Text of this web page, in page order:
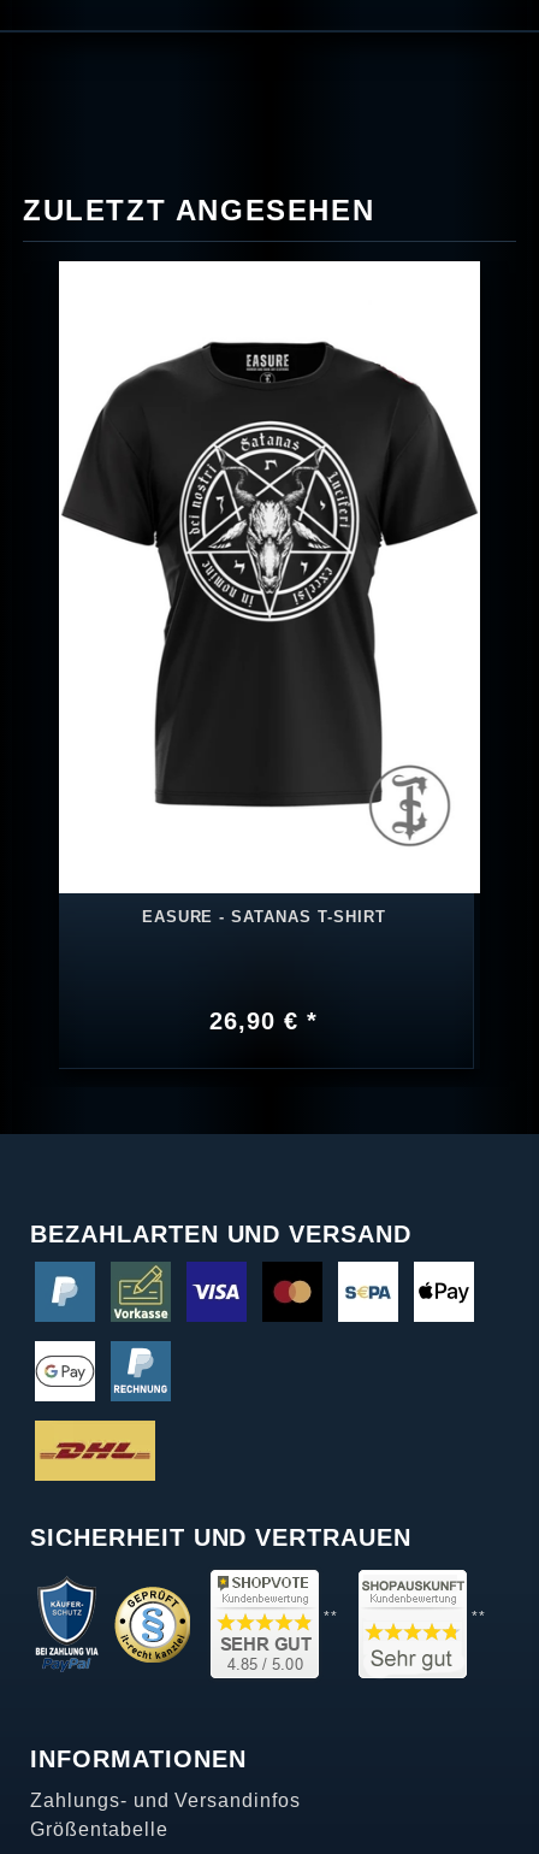
ZULETZT ANGESEHEN
EASURE - SATANAS T-SHIRT
26,90 € *
BEZAHLARTEN UND VERSAND
SICHERHEIT UND VERTRAUEN
** **
INFORMATIONEN
Zahlungs- und Versandinfos
Größentabelle